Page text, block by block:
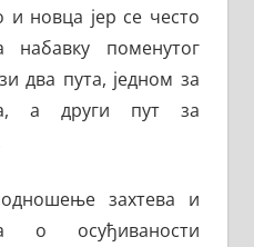
и новца јер се често
поменутог
два пута, једном за
а други пут за
захтева и
о осуђиваности